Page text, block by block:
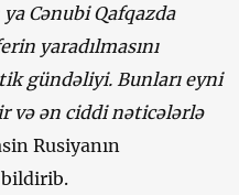
Cənubi Qafqazda
yaradılmasını
gündəliyi. Bunları eyni
və ən ciddi nəticələrlə
Rusiyanın